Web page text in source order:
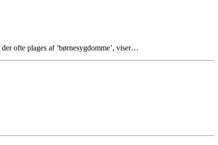
ofte plages af ’børnesygdomme’, viser…